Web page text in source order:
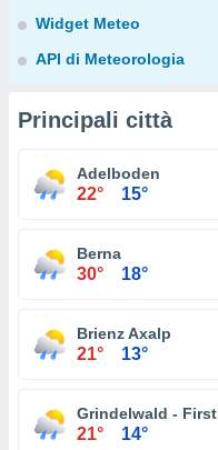
Widget Meteo
API di Meteorologia
Principali città
Adelboden
22° 15°
Berna
30° 18°
Brienz Axalp
21° 13°
Grindelwald - First
21° 14°